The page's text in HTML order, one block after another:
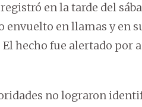
en la tarde del
envuelto en llamas y en
hecho fue alertado por
no lograron